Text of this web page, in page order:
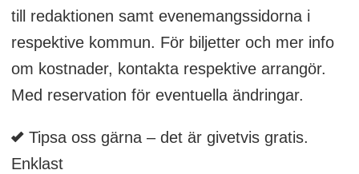
till redaktionen samt evenemangssidorna i
respektive kommun. För biljetter och mer info
om kostnader, kontakta respektive arrangör.
Med reservation för eventuella ändringar.
Tipsa oss gärna – det är givetvis gratis.
Enklast